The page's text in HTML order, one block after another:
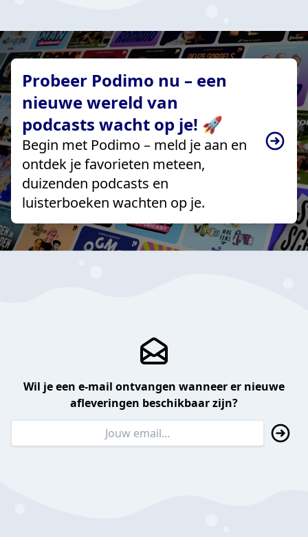
Probeer Podimo nu – een
nieuwe wereld van
podcasts wacht op je! 🚀
Begin met Podimo – meld je aan en
ontdek je favorieten meteen,
duizenden podcasts en
luisterboeken wachten op je.
Wil je een e-mail ontvangen wanneer er nieuwe
afleveringen beschikbaar zijn?